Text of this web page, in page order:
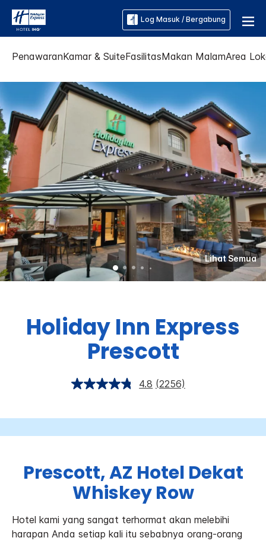
Log Masuk / Bergabung
PenawaranKamar & SuiteFasilitasMakan MalamArea
Lihat Semua
Holiday Inn Express
Prescott
4.8 (2256)
Prescott, AZ Hotel Dekat
Whiskey Row
Hotel kami yang sangat terhormat akan melebihi
harapan Anda setiap kali itu sebabnya orang-orang